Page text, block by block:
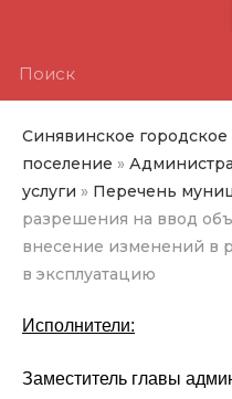
Синявинское городское
поселение »
услуги » Перечень
разрешения на ввод
внесение изменений в
в эксплуатацию
Исполнители:
Заместитель главы